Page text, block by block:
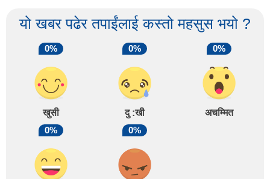
यो खबर पढेर तपाईंलाई कस्तो महसुस भयो ?
0%
खुसी
0%
दु :खी
0%
अचम्मित
0%
0%